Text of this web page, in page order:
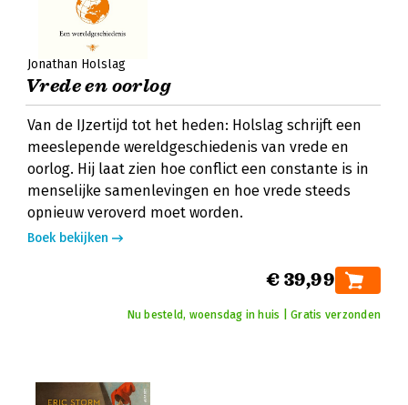
Jonathan Holslag
Vrede en oorlog
Van de IJzertijd tot het heden: Holslag schrijft een
meeslepende wereldgeschiedenis van vrede en
oorlog. Hij laat zien hoe conflict een constante is in
menselijke samenlevingen en hoe vrede steeds
opnieuw veroverd moet worden.
Boek bekijken
€ 39,99
Nu besteld, woensdag in huis | Gratis verzonden